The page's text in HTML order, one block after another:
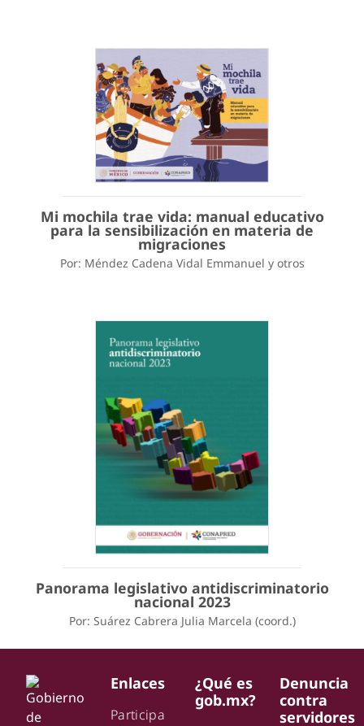
Mi mochila trae vida: manual educativo
para la sensibilización en materia de
migraciones
Por: Méndez Cadena Vidal Emmanuel y otros
Panorama legislativo antidiscriminatorio
nacional 2023
Por: Suárez Cabrera Julia Marcela (coord.)
Enlaces
Participa
¿Qué es
gob.mx?
Denuncia
contra
servidores